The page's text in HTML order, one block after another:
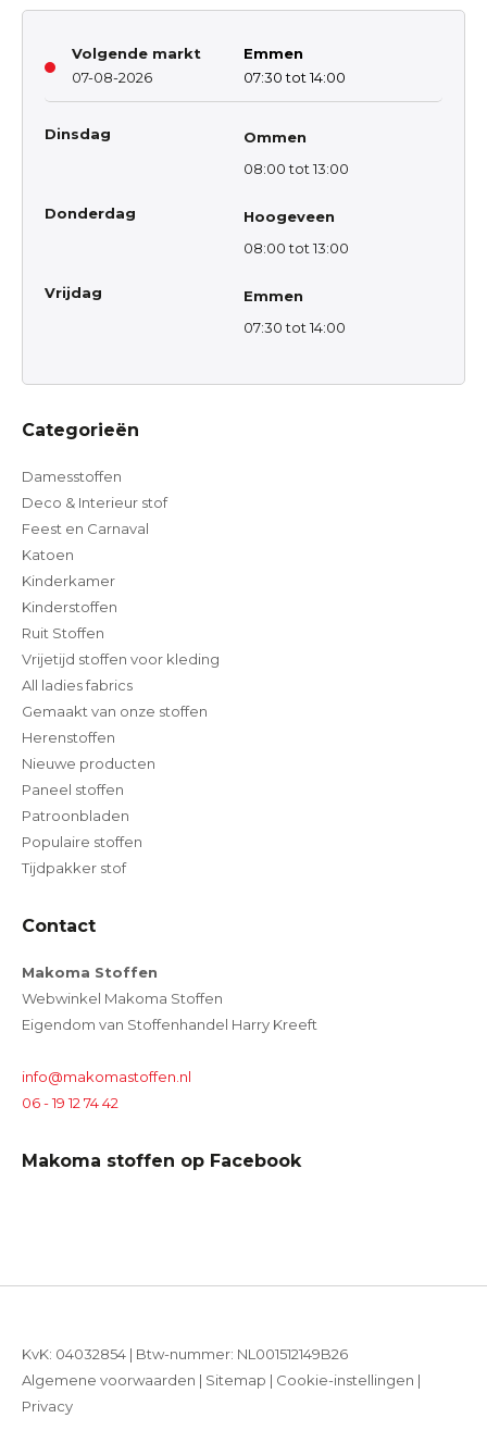
Volgende markt
07-08-2026
Emmen
07:30 tot 14:00
Dinsdag
Ommen
08:00 tot 13:00
Donderdag
Hoogeveen
08:00 tot 13:00
Vrijdag
Emmen
07:30 tot 14:00
Categorieën
Damesstoffen
Deco & Interieur stof
Feest en Carnaval
Katoen
Kinderkamer
Kinderstoffen
Ruit Stoffen
Vrijetijd stoffen voor kleding
All ladies fabrics
Gemaakt van onze stoffen
Herenstoffen
Nieuwe producten
Paneel stoffen
Patroonbladen
Populaire stoffen
Tijdpakker stof
Contact
Makoma Stoffen
Webwinkel Makoma Stoffen
Eigendom van Stoffenhandel Harry Kreeft
info@makomastoffen.nl
06 - 19 12 74 42
Makoma stoffen op Facebook
KvK: 04032854 | Btw-nummer: NL001512149B26
Algemene voorwaarden | Sitemap | Cookie-instellingen |
Privacy